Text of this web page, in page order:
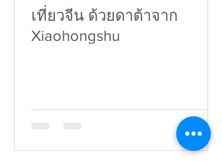
เที่ยวจีน ด้วยดาต้าจาก
Xiaohongshu